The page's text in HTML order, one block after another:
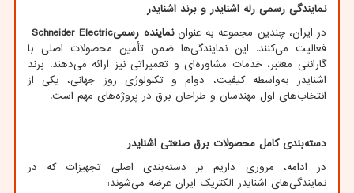
نمایندگی رسمی رله اشنایدر و برند اشنایدر
در ایران، چندین مجموعه به عنواننماینده رسمیSchneider Electric
فعالیت می‌کنند. این نمایندگی‌ها ضمن تأمین محصولات اصلی با
گارانتی معتبر، خدمات مشاوره‌ای و تعمیراتی نیز ارائه می‌دهند. برند
اشنایدر به‌واسطه کیفیت، دوام و تکنولوژی روز جهانی، یکی از
انتخاب‌های اول مهندسان و طراحان برق در پروژه‌های مهم است.
دسته‌بندی کامل محصولات برق صنعتی اشنایدر
در ادامه، مروری داریم بر دسته‌بندی اصلی تجهیزات که در
نمایندگی‌های اشنایدر الکتریک ایران عرضه می‌شوند: